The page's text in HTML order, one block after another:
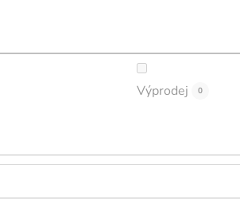
Výprodej 0